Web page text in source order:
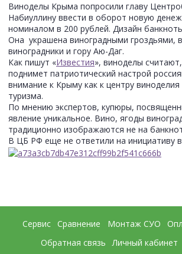
Виноделы Крыма попросили главу
Набиуллину ввести в оборот новую
номиналом в 200 рублей. Дизайн
Она украшена виноградными гроздьями,
виноградники и гору Аю-Даг.
Как пишут «Известия», виноделы
поднимет патриотический настрой
внимание к Крыму как к центру виноделия
туризма.
По мнению экспертов, купюры,
явление уникальное. Вино, ягоды
традиционно изображаются не на
В ЦБ РФ еще не ответили на инициативу
Сервис Сравнение Монтаж СУО
Обратная связь
Личный кабинет